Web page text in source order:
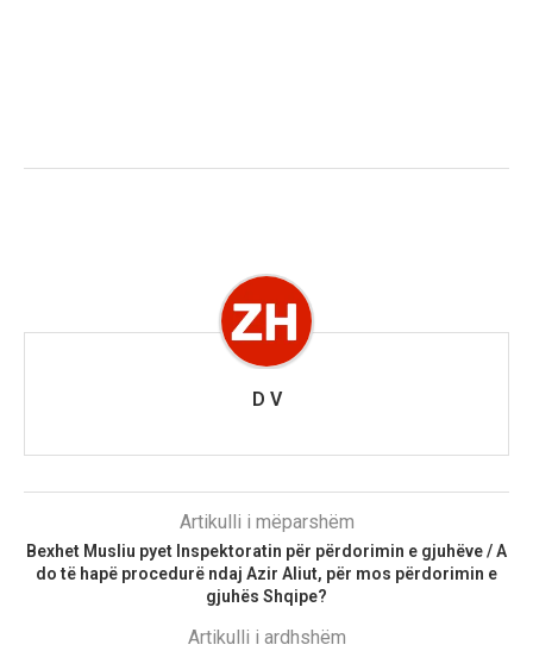
D V
Artikulli i mëparshëm
Bexhet Musliu pyet Inspektoratin për përdorimin e gjuhëve / A
do të hapë procedurë ndaj Azir Aliut, për mos përdorimin e
gjuhës Shqipe?
Artikulli i ardhshëm